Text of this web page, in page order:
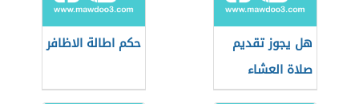
هل يجوز تقديم
صلاة العشاء
حكم اطالة الاظافر